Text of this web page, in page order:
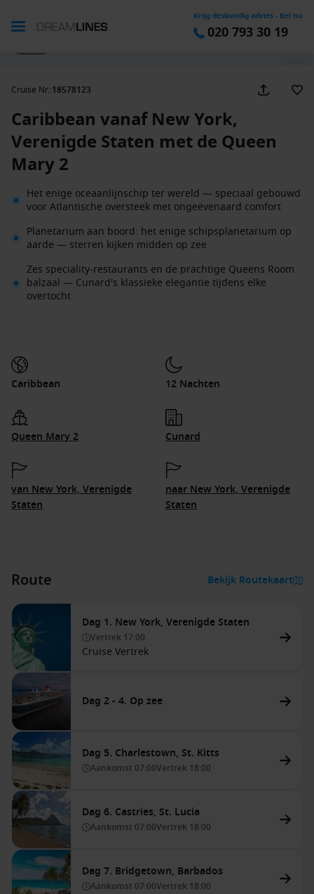
Krijg deskundig advies - Bel nu
020 793 30 19
Cruise Nr.:18578123
Caribbean vanaf New York,
Verenigde Staten met de Queen
Mary 2
Het enige oceaanlijnschip ter wereld — speciaal gebouwd
voor Atlantische oversteek met ongeëvenaard comfort
Planetarium aan boord: het enige schipsplanetarium op
aarde — sterren kijken midden op zee
Zes speciality-restaurants en de prachtige Queens Room
balzaal — Cunard's klassieke elegantie tijdens elke
overtocht
Caribbean 12 Nachten
Queen Mary 2 Cunard
van New York, Verenigde
Staten
naar New York, Verenigde
Staten
Route Bekijk Routekaart
Dag 1. New York, Verenigde Staten
Vertrek 17:00
Cruise Vertrek
Dag 2 - 4. Op zee
Dag 5. Charlestown, St. Kitts
Aankomst 07:00Vertrek 18:00
Dag 6. Castries, St. Lucia
Aankomst 07:00Vertrek 18:00
Dag 7. Bridgetown, Barbados
Aankomst 07:00Vertrek 18:00